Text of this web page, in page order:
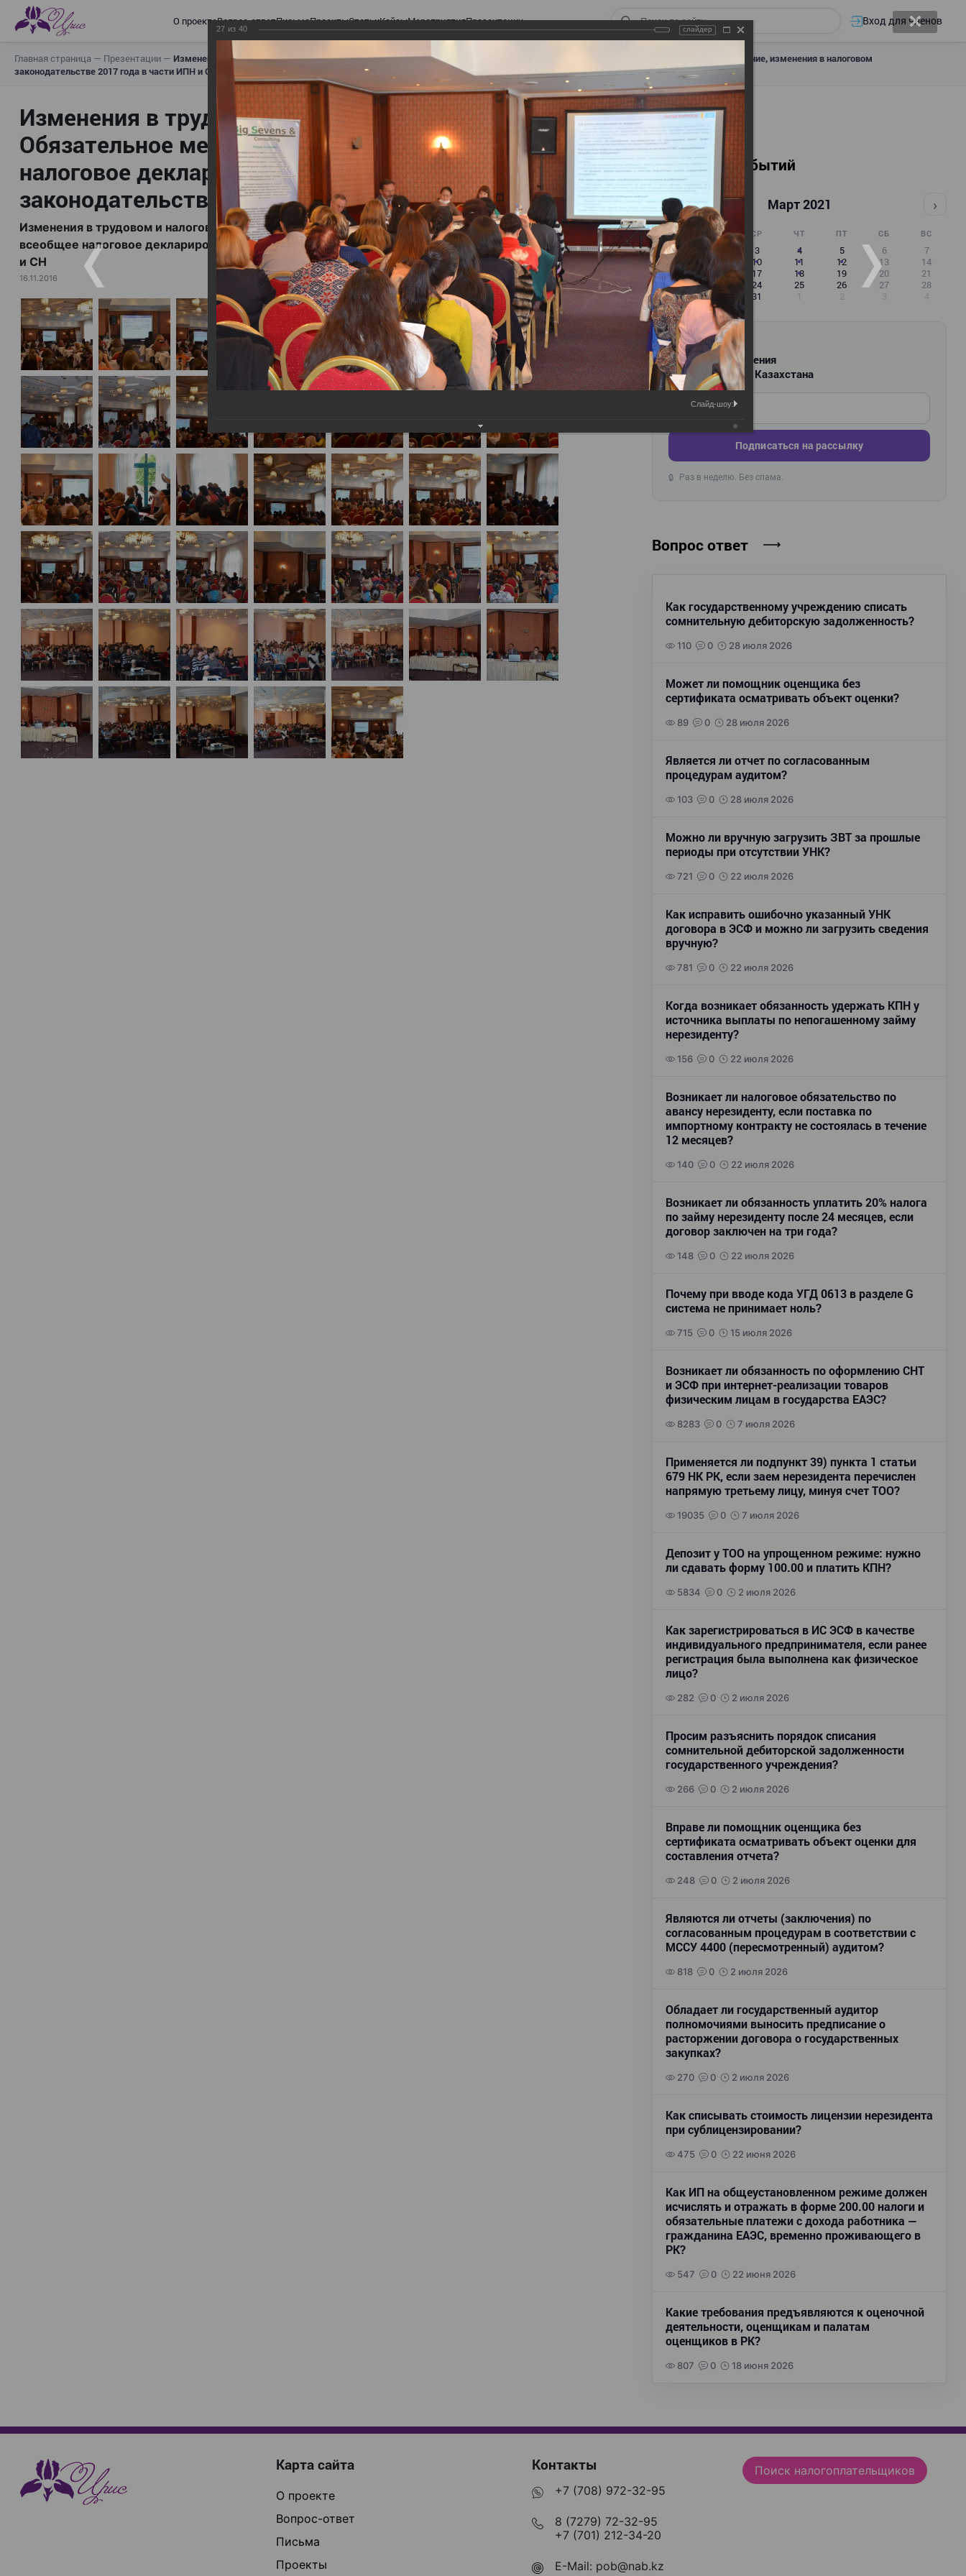
О проектеВопрос-ответПисьмаПроектыСтатьиКейсыМероприятияПрезентации Вход для членов
Главная страница — Презентации — Изменения в трудовом и налоговом законодательстве: Обязательное медицинское страхование, всеобщее налоговое декларирование, изменения в налоговом
законодательстве 2017 года в части ИПН и СН
Изменения в трудовом и налоговом законодательстве:
Обязательное медицинское страхование, всеобщее
налоговое декларирование, изменения в налоговом
законодательстве 2017 года в части ИПН и СН
Изменения в трудовом и налоговом законодательстве: Обязательное медицинское страхование,
всеобщее налоговое декларирование, изменения в налоговом законодательстве 2017 года в части ИПН
и СН
16.11.2016
Календарь событий
‹ Март 2021 ›
ПН ВТ СР ЧТ ПТ СБ ВС
1 2 3 4 5 6
7
8
9 10 11 12 13
14
15
16 17 18 19 20
21
22
23 24 25 26 27
28
29
30 31 1 2 3 4
РАССЫЛКА
Новости и изменения
для бухгалтеров Казахстана
Введите ваш e-mail
Подписаться на рассылку
🔒 Раз в неделю. Без спама.
Вопрос ответ
Как государственному учреждению списать
сомнительную дебиторскую задолженность?
110 0 28 июля 2026
Может ли помощник оценщика без
сертификата осматривать объект оценки?
89 0 28 июля 2026
Является ли отчет по согласованным
процедурам аудитом?
103 0 28 июля 2026
Можно ли вручную загрузить ЗВТ за прошлые
периоды при отсутствии УНК?
721 0 22 июля 2026
Как исправить ошибочно указанный УНК
договора в ЭСФ и можно ли загрузить сведения
вручную?
781 0 22 июля 2026
Когда возникает обязанность удержать КПН у
источника выплаты по непогашенному займу
нерезиденту?
156 0 22 июля 2026
Возникает ли налоговое обязательство по
авансу нерезиденту, если поставка по
импортному контракту не состоялась в течение
12 месяцев?
140 0 22 июля 2026
Возникает ли обязанность уплатить 20% налога
по займу нерезиденту после 24 месяцев, если
договор заключен на три года?
148 0 22 июля 2026
Почему при вводе кода УГД 0613 в разделе G
система не принимает ноль?
715 0 15 июля 2026
Возникает ли обязанность по оформлению СНТ
и ЭСФ при интернет-реализации товаров
физическим лицам в государства ЕАЭС?
8283 0 7 июля 2026
Применяется ли подпункт 39) пункта 1 статьи
679 НК РК, если заем нерезидента перечислен
напрямую третьему лицу, минуя счет ТОО?
19035 0 7 июля 2026
Депозит у ТОО на упрощенном режиме: нужно
ли сдавать форму 100.00 и платить КПН?
5834 0 2 июля 2026
Как зарегистрироваться в ИС ЭСФ в качестве
индивидуального предпринимателя, если ранее
регистрация была выполнена как физическое
лицо?
282 0 2 июля 2026
Просим разъяснить порядок списания
сомнительной дебиторской задолженности
государственного учреждения?
266 0 2 июля 2026
Вправе ли помощник оценщика без
сертификата осматривать объект оценки для
составления отчета?
248 0 2 июля 2026
Являются ли отчеты (заключения) по
согласованным процедурам в соответствии с
МССУ 4400 (пересмотренный) аудитом?
818 0 2 июля 2026
Обладает ли государственный аудитор
полномочиями выносить предписание о
расторжении договора о государственных
закупках?
270 0 2 июля 2026
Как списывать стоимость лицензии нерезидента
при сублицензировании?
475 0 22 июня 2026
Как ИП на общеустановленном режиме должен
исчислять и отражать в форме 200.00 налоги и
обязательные платежи с дохода работника —
гражданина ЕАЭС, временно проживающего в
РК?
547 0 22 июня 2026
Какие требования предъявляются к оценочной
деятельности, оценщикам и палатам
оценщиков в РК?
807 0 18 июня 2026
Карта сайта
О проекте
Вопрос-ответ
Письма
Проекты
Контакты
+7 (708) 972-32-95
8 (7279) 72-32-95
+7 (701) 212-34-20
E-Mail: pob@nab.kz
Поиск налогоплательщиков
27 из 40 слайдер
Слайд-шоу: